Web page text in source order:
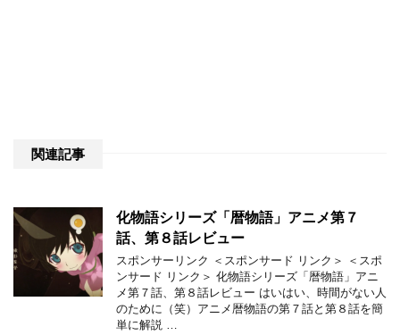
関連記事
化物語シリーズ「暦物語」アニメ第７
話、第８話レビュー
スポンサーリンク ＜スポンサード リンク＞ ＜スポ
ンサード リンク＞ 化物語シリーズ「暦物語」アニ
メ第７話、第８話レビュー はいはい、時間がない人
のために（笑）アニメ暦物語の第７話と第８話を簡
単に解説 …